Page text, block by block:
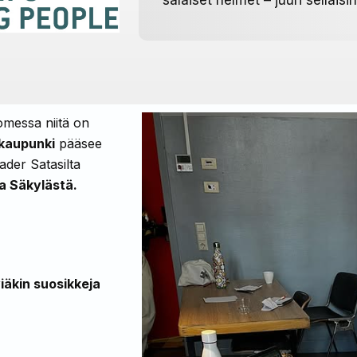
niitä on
pääsee
Satasilta
Säkylästä.
suosikkeja